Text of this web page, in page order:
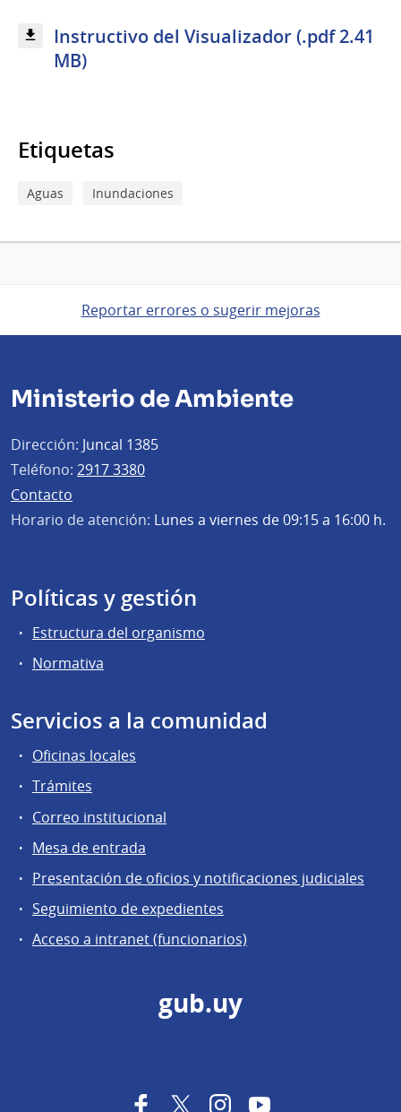
Instructivo del Visualizador (.pdf 2.41
MB)
Etiquetas
Aguas Inundaciones
Reportar errores o sugerir mejoras
Ministerio de Ambiente
Dirección: Juncal 1385
Teléfono: 2917 3380
Contacto
Horario de atención: Lunes a viernes de 09:15 a 16:00 h.
Políticas y gestión
Estructura del organismo
Normativa
Servicios a la comunidad
Oficinas locales
Trámites
Correo institucional
Mesa de entrada
Presentación de oficios y notificaciones judiciales
Seguimiento de expedientes
Acceso a intranet (funcionarios)
gub.uy
FacebookTwitterInstagramYouTube